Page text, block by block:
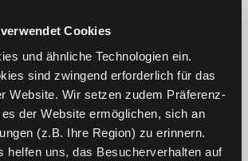
Cookies
und ähnliche Technologien ein.
sind zwingend erforderlich für das
Website. Wir setzen zudem Präferenz-
der Website ermöglichen, sich an
(z.B. Ihre Region) zu erinnern.
helfen uns, das Besucherverhalten auf
0.30 EUR
0.20 EUR 0.72